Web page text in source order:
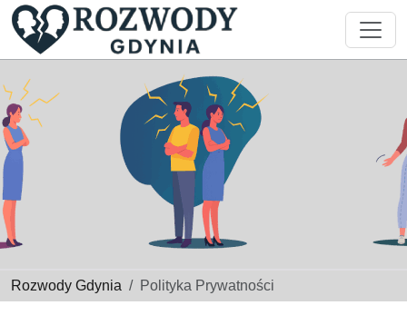
Rozwody Gdynia Polityka Prywatności